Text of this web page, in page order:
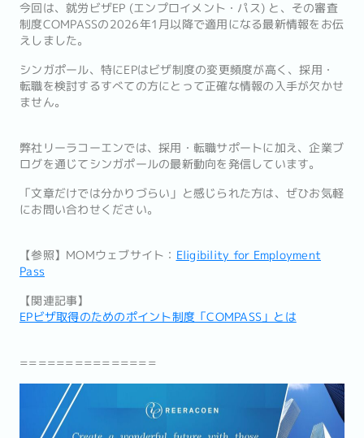
今回は、就労ビザEP (エンプロイメント・パス) と、その審査
制度COMPASSの2026年1月以降で適用になる最新情報をお伝
えしました。
シンガポール、特にEPはビザ制度の変更頻度が高く、採用・
転職を検討するすべての方にとって正確な情報の入手が欠かせ
ません。
弊社リーラコーエンでは、採用・転職サポートに加え、企業ブ
ログを通じてシンガポールの最新動向を発信しています。
「文章だけでは分かりづらい」と感じられた方は、ぜひお気軽
にお問い合わせください。
【参照】MOMウェブサイト： Eligibility for Employment
Pass
【関連記事】
EPビザ取得のためのポイント制度「COMPASS」とは
===============